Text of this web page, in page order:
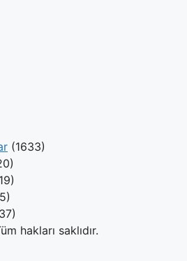
(1633)
hakları saklıdır.